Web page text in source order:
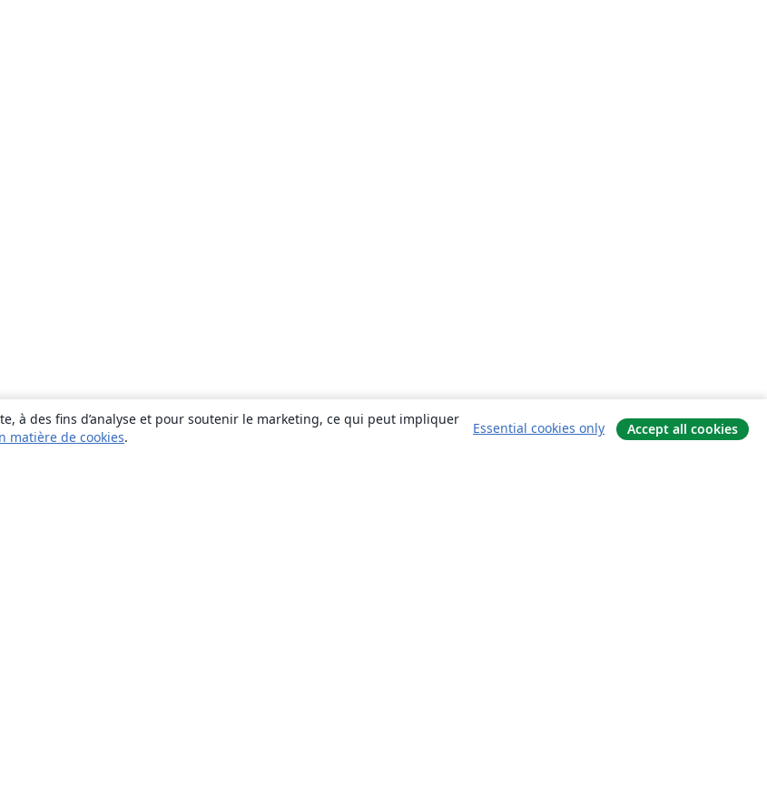
à des fins d’analyse et pour soutenir le marketing, ce qui peut impliquer
matière de cookies.
Essential cookies only Accept all cookies